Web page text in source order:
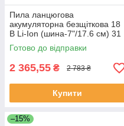
Пила ланцюгова
акумуляторна безщіткова 18
В Li-Ion (шина-7"/17.6 см) 31
ланка (без акумулятора) Yato
YT-828134
Готово до відправки
2 365,55 ₴ 2 783 ₴
Купити
–15%